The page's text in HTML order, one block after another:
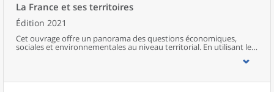
La France et ses territoires
Édition 2021
Cet ouvrage offre un panorama des questions économiques,
sociales et environnementales au niveau territorial. En utilisant les
disparités géographiques en France, sur les forces et faiblesses des
population.